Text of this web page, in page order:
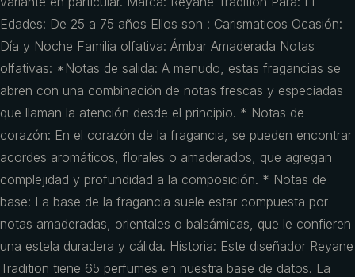
Edades: De 25 a 75 años Ellos son : Carismaticos Ocasión:
Día y Noche Familia olfativa: Ámbar Amaderada Notas
olfativas: *Notas de salida: A menudo, estas fragancias se
abren con una combinación de notas frescas y especiadas
que llaman la atención desde el principio. * Notas de
corazón: En el corazón de la fragancia, se pueden encontrar
acordes aromáticos, florales o amaderados, que agregan
complejidad y profundidad a la composición. * Notas de
base: La base de la fragancia suele estar compuesta por
notas amaderadas, orientales o balsámicas, que le confieren
una estela duradera y cálida. Historia: Este diseñador Reyane
Tradition tiene 65 perfumes en nuestra base de datos. La